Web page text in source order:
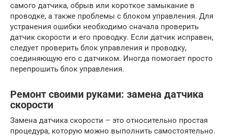
самого датчика, обрыв или короткое замыкание в
проводке, а также проблемы с блоком управления. Для
устранения ошибки необходимо сначала проверить
датчик скорости и его проводку. Если датчик исправен,
следует проверить блок управления и проводку,
соединяющую его с датчиком. Иногда помогает просто
перепрошить блок управления.
Ремонт своими руками: замена датчика
скорости
Замена датчика скорости – это относительно простая
процедура, которую можно выполнить самостоятельно.